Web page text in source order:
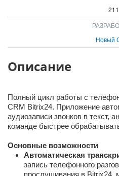
211
Новый
Описание
Полный цикл работы с
CRM Bitrix24. Приложение
аудиозаписи звонков в текст,
команде быстрее
Основные возможности
Автоматическая
запись телефонного